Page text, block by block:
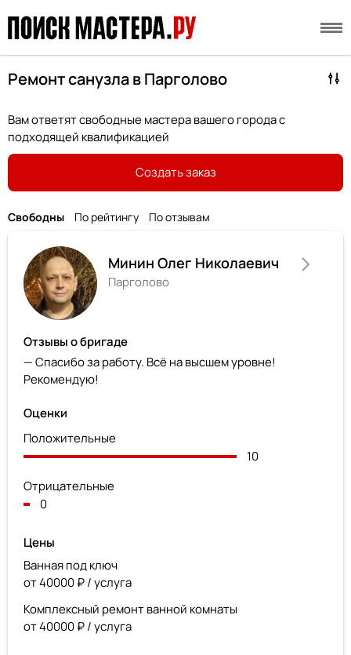
Ремонт санузла в Парголово
Вам ответят свободные мастера вашего города с
подходящей квалификацией
Создать заказ
Свободны По рейтингу По отзывам
Минин Олег Николаевич
Парголово
Отзывы о бригаде
— Спасибо за работу. Всё на высшем уровне!
Рекомендую!
Оценки
Положительные
10
Отрицательные
0
Цены
Ванная под ключ
от 40000 ₽ / услуга
Комплексный ремонт ванной комнаты
от 40000 ₽ / услуга